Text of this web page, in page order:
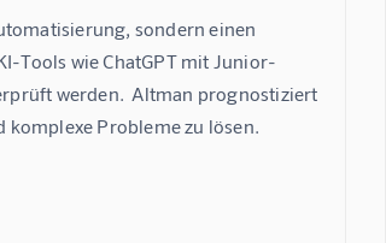
sondern einen
Tools wie ChatGPT mit Junior-
werden.  Altman prognostiziert
komplexe Probleme zu lösen.